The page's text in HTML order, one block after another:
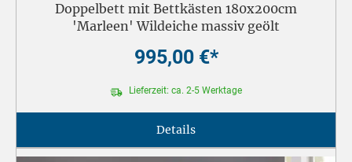
Doppelbett mit Bettkästen 180x200cm
'Marleen' Wildeiche massiv geölt
995,00 €*
Lieferzeit: ca. 2-5 Werktage
Details